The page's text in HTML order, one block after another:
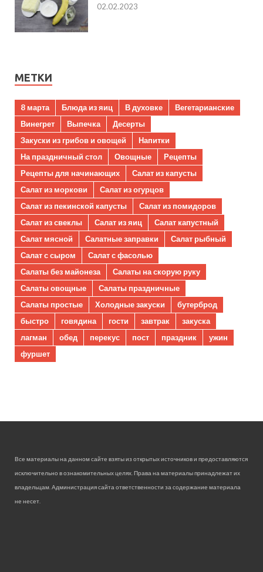
02.02.2023
МЕТКИ
8 марта Блюда из яиц В духовке
Вегетарианские
Винегрет
Выпечка
Десерты
Закуски из грибов и овощей
Напитки
На праздничный стол
Овощные
Рецепты
Рецепты для начинающих
Салат из капусты
Салат из моркови
Салат из огурцов
Салат из пекинской капусты
Салат из помидоров
Салат из свеклы
Салат из яиц
Салат капустный
Салат мясной
Салатные заправки
Салат рыбный
Салат с сыром
Салат с фасолью
Салаты без майонеза
Салаты на скорую руку
Салаты овощные
Салаты праздничные
Салаты простые
Холодные закуски
бутерброд
быстро
говядина гости завтрак
закуска
лагман
обед перекус пост праздник
ужин
фуршет
Все материалы на данном сайте взяты из открытых источников и предоставляются
исключительно в ознакомительных целях. Права на материалы принадлежат их
владельцам. Администрация сайта ответственности за содержание материала
не несет.